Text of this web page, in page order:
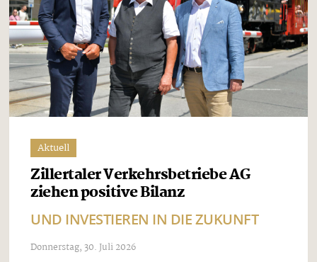
Aktuell
Zillertaler Verkehrsbetriebe AG
ziehen positive Bilanz
UND INVESTIEREN IN DIE ZUKUNFT
Donnerstag, 30. Juli 2026